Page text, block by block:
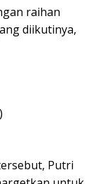
raihan
diikutinya,
Putri